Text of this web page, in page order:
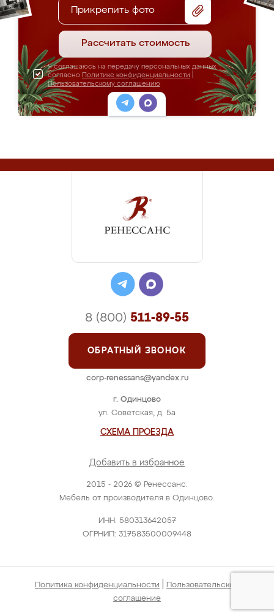
Прикрепить фото
Рассчитать стоимость
Я соглашаюсь на передачу персональных данных
согласно Политике конфиденциальности
Пользовательскому соглашению
2015 - 2026 © Ренессанс.
Мебель от производителя в Одинцово.
ИНН: 580313642057
ОГРНИП: 317583500009448
г. Одинцово
ул. Советская, д. 5а
СХЕМА ПРОЕЗДА
Добавить в избранное
8 (800) 511-89-55
ОБРАТНЫЙ ЗВОНОК
corp-renessans@yandex.ru
Политика конфиденциальности
Пользовательское
соглашение